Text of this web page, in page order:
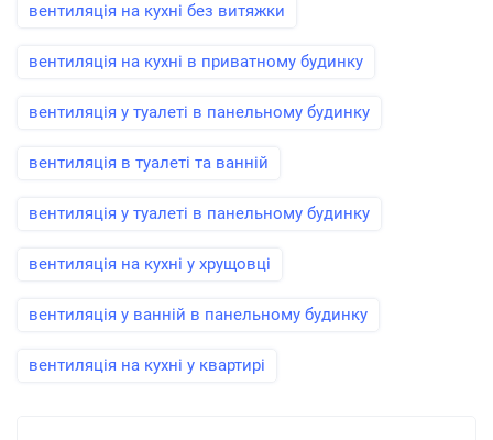
вентиляція на кухні без витяжки
вентиляція на кухні в приватному будинку
вентиляція у туалеті в панельному будинку
вентиляція в туалеті та ванній
вентиляція у туалеті в панельному будинку
вентиляція на кухні у хрущовці
вентиляція у ванній в панельному будинку
вентиляція на кухні у квартирі